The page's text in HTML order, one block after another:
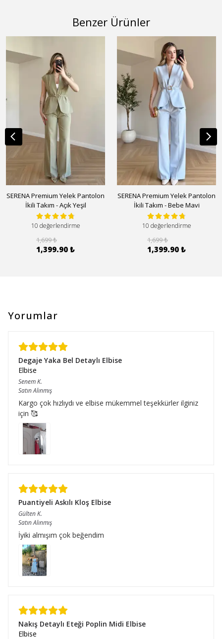
Benzer Ürünler
SERENA Premium Yelek Pantolon
İkili Takım - Açık Yeşil
10 değerlendirme
1,699 ₺
1,399.90 ₺
SERENA Premium Yelek Pantolon
İkili Takım - Bebe Mavi
10 değerlendirme
1,699 ₺
1,399.90 ₺
Yorumlar
Degaje Yaka Bel Detaylı Elbise
Elbise
SenemK.
Satın Alınmış
Kargo çok hızlıydı ve elbise mükemmel teşekkürler ilginiz
için 🥰
Puantiyeli Askılı Kloş Elbise
GültenK.
Satın Alınmış
İyiki almışım çok beğendim
Nakış Detaylı Eteği Poplin Midi Elbise
Elbise